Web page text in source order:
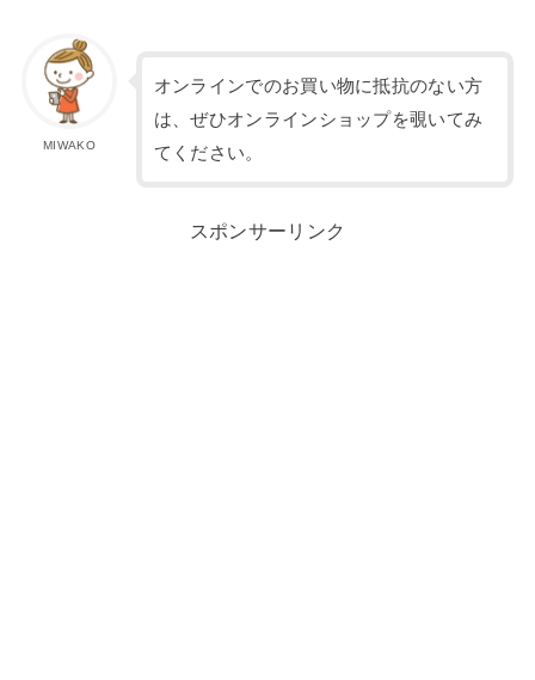
MIWAKO
オンラインでのお買い物に抵抗のない方
は、ぜひオンラインショップを覗いてみ
てください。
スポンサーリンク